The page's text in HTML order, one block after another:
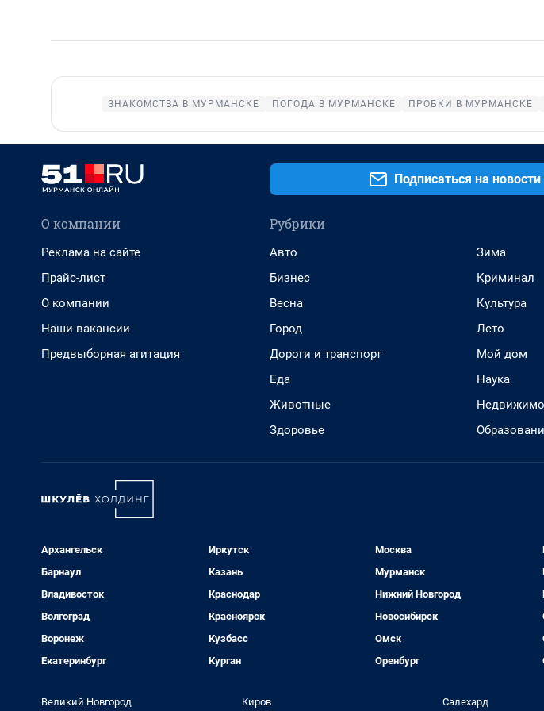
ЗНАКОМСТВА В МУРМАНСКЕ ПОГОДА В МУРМАНСКЕ ПРОБКИ В МУРМАНСКЕ
Подписаться на новости
О компании
Реклама на сайте
Прайс-лист
О компании
Наши вакансии
Предвыборная агитация
Рубрики
Авто
Бизнес
Весна
Город
Дороги и транспорт
Еда
Животные
Здоровье
Зима
Криминал
Культура
Лето
Мой дом
Наука
Архангельск
Барнаул
Владивосток
Волгоград
Воронеж
Екатеринбург
Иркутск
Казань
Краснодар
Красноярск
Кузбасс
Курган
Москва
Мурманск
Нижний Новгород
Новосибирск
Омск
Оренбург
Великий Новгород Киров Салехард